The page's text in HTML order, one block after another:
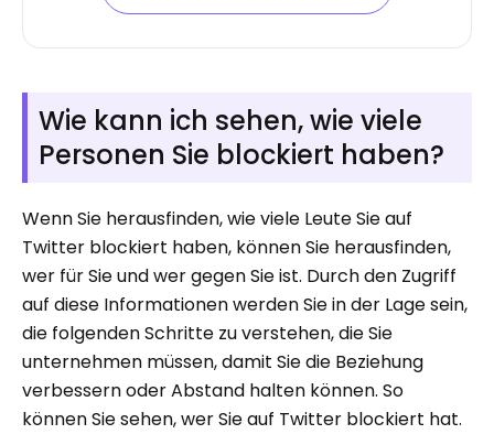
Wie kann ich sehen, wie viele
Personen Sie blockiert haben?
Wenn Sie herausfinden, wie viele Leute Sie auf
Twitter blockiert haben, können Sie herausfinden,
wer für Sie und wer gegen Sie ist. Durch den Zugriff
auf diese Informationen werden Sie in der Lage sein,
die folgenden Schritte zu verstehen, die Sie
unternehmen müssen, damit Sie die Beziehung
verbessern oder Abstand halten können. So
können Sie sehen, wer Sie auf Twitter blockiert hat.